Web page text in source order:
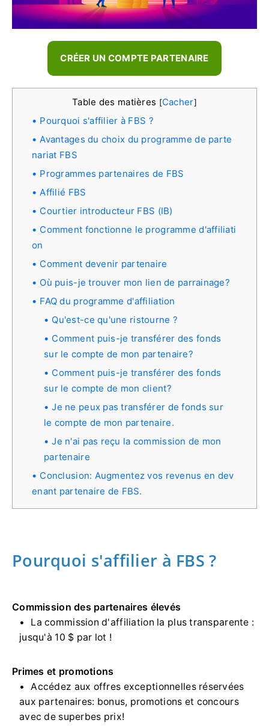
CRÉER UN COMPTE PARTENAIRE
Table des matières [Cacher]
Pourquoi s'affilier à FBS ?
Avantages du choix du programme de parte
nariat FBS
Programmes partenaires de FBS
Affilié FBS
Courtier introducteur FBS (IB)
Comment fonctionne le programme d'affiliati
on
Comment devenir partenaire
Où puis-je trouver mon lien de parrainage?
FAQ du programme d'affiliation
Qu'est-ce qu'une ristourne ?
Comment puis-je transférer des fonds
sur le compte de mon partenaire?
Comment puis-je transférer des fonds
sur le compte de mon client?
Je ne peux pas transférer de fonds sur
le compte de mon partenaire.
Je n'ai pas reçu la commission de mon
partenaire
Conclusion: Augmentez vos revenus en dev
enant partenaire de FBS.
Pourquoi s'affilier à FBS ?
Commission des partenaires élevés
La commission d'affiliation la plus transparente :
jusqu'à 10 $ par lot !
Primes et promotions
Accédez aux offres exceptionnelles réservées
aux partenaires: bonus, promotions et concours
avec de superbes prix!